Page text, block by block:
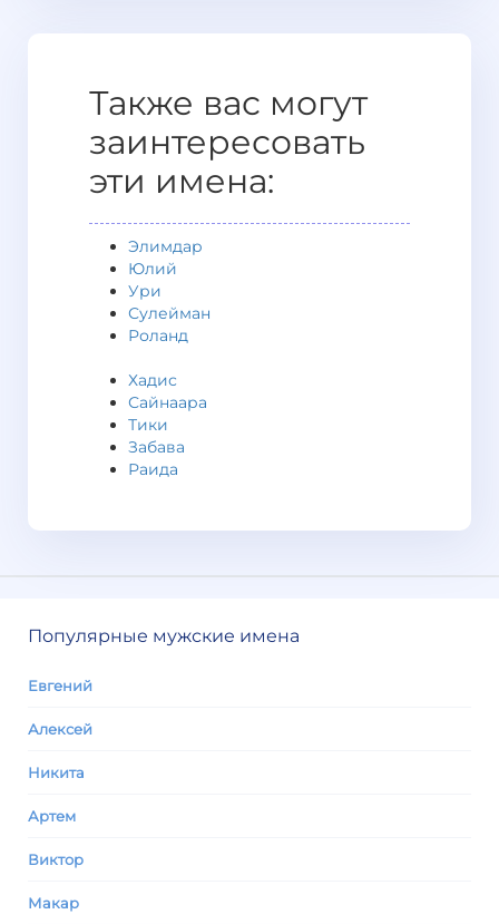
Также вас могут
заинтересовать
эти имена:
Элимдар
Юлий
Ури
Сулейман
Роланд
Хадис
Сайнаара
Тики
Забава
Раида
Популярные мужские имена
Евгений
Алексей
Никита
Артем
Виктор
Макар